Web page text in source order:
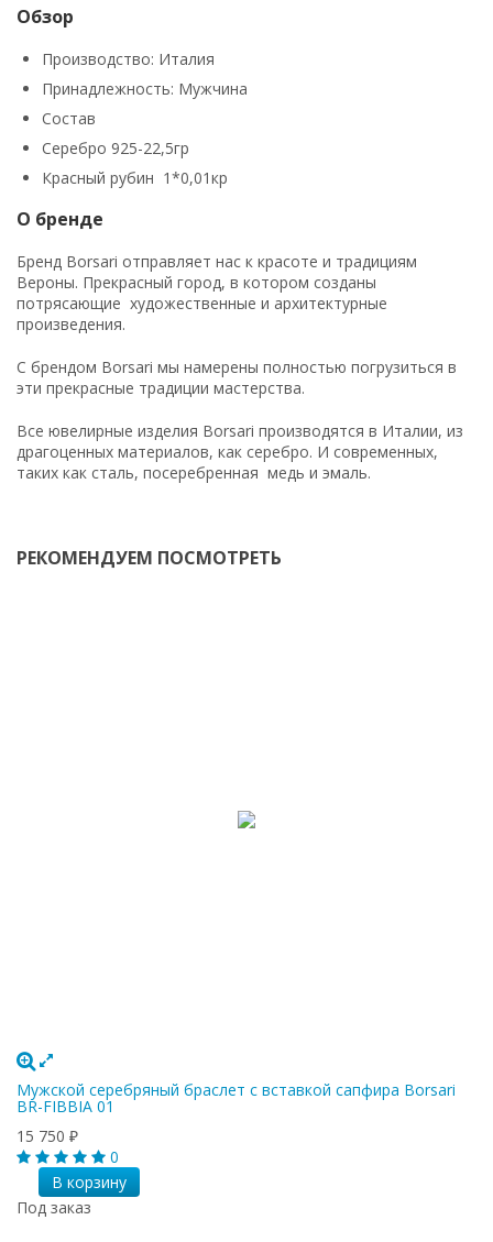
Обзор
Производство: Италия
Принадлежность: Мужчина
Состав
Серебро 925-22,5гр
Красный рубин 1*0,01кр
О бренде
Бренд Borsari отправляет нас к красоте и традициям
Вероны. Прекрасный город, в котором созданы
потрясающие художественные и архитектурные
произведения.
С брендом Borsari мы намерены полностью погрузиться в
эти прекрасные традиции мастерства.
Все ювелирные изделия Borsari производятся в Италии, из
драгоценных материалов, как серебро. И современных,
таких как сталь, посеребренная медь и эмаль.
РЕКОМЕНДУЕМ ПОСМОТРЕТЬ
Мужской серебряный браслет с вставкой сапфира Borsari
BR-FIBBIA 01
15 750 ₽
0
В корзину
Под заказ